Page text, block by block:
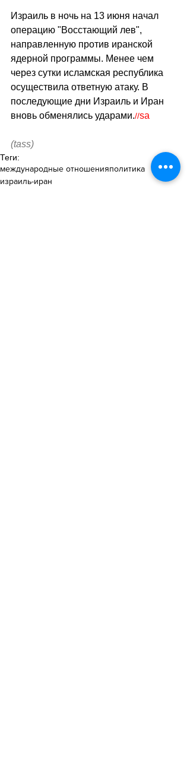
Израиль в ночь на 13 июня начал
операцию "Восстающий лев",
направленную против иранской
ядерной программы. Менее чем
через сутки исламская республика
осуществила ответную атаку. В
последующие дни Израиль и Иран
вновь обменялись ударами.//sa
(tass)
Теги:
международные отношенияполитика
израиль-иран